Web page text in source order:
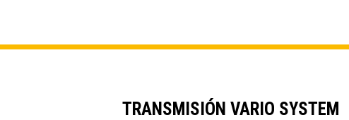
TRANSMISIÓN VARIO SYSTEM